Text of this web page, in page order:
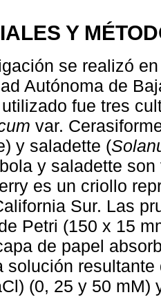
Y
se realizó
Autónoma de
fue tres
var.
y saladette (
y saladette
es un criollo
Sur. Las
Petri (150 x 15
de papel
solución
(0, 25 y 50 mM)